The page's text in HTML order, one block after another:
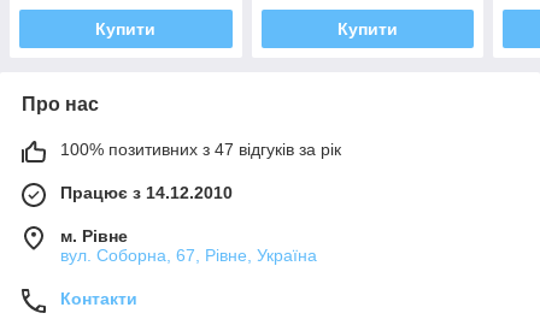
Купити Купити
Про нас
100% позитивних з 47 відгуків за рік
Працює з 14.12.2010
м. Рівне
вул. Соборна, 67, Рівне, Україна
Контакти